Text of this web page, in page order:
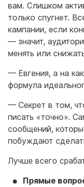
вам. Слишком
только спугнет.
кампании, если
— значит,
менять или
— Евгения, а на
формула
— Секрет в том,
писать «точно».
сообщений,
побуждают
Лучше всего
Прямые